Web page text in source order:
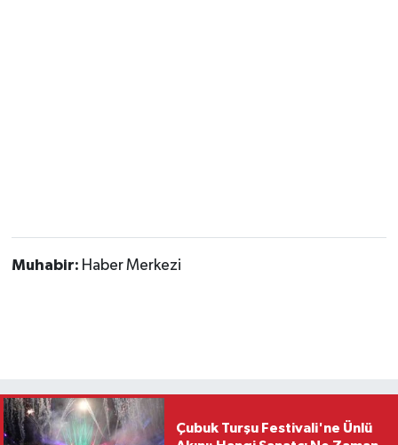
Muhabir: Haber Merkezi
Çubuk Turşu Festivali'ne Ünlü